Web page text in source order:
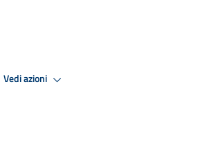
Vedi azioni